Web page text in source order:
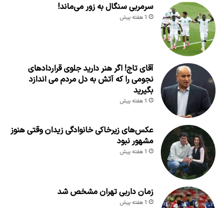
سرمربی سنگال به زور می‌ماند!
1 هفته پیش
آقای تاج! اگر هنر دارید جلوی قراردادهای
نجومی را که آتش به دل مردم می اندازد
بگیرید
1 هفته پیش
عکس‌های زیرخاکی خانوادگی زیدان وقتی هنوز
مشهور نبود
1 هفته پیش
زمان داربی تهران مشخص شد
1 هفته پیش